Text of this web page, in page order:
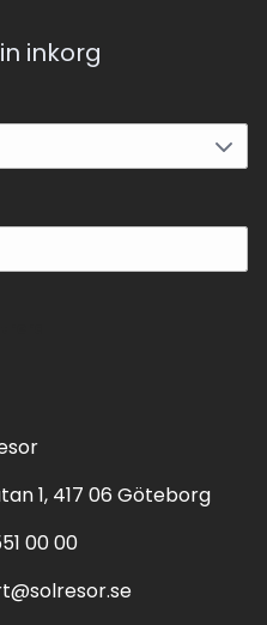
inkorg
1, 417 06 Göteborg
00 00